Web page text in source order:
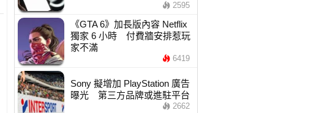
2595
《GTA 6》加長版內容 Netflix
獨家 6 小時 付費牆安排惹玩
家不滿
6419
Sony 擬增加 PlayStation 廣告
曝光 第三方品牌或進駐平台
2662